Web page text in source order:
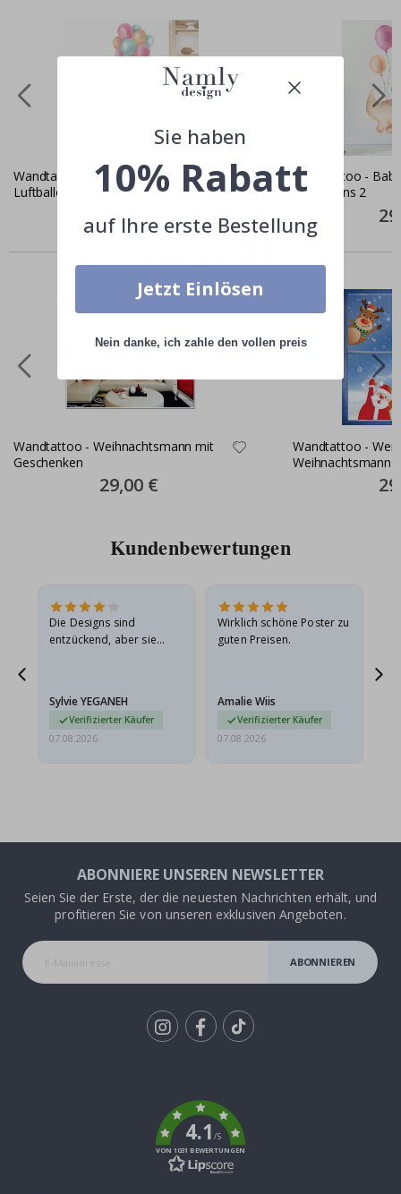
Wandtattoo - Baby Dinosaurier mit
Luftballons 1
Price29,00 €
Wandtattoo -
Luftballons 2
Wandtattoo - Weihnachtsmann mit
Geschenken
Special
Price
29,00 €
Wandtattoo -
Weihnachtsmann
Kundenbewertungen
Die Designs sind
entzückend, aber sie
sie…
Sylvie YEGANEH
Verifizierter Käufer
07.08.2026
Wirklich schöne Poster zu
guten Preisen.
Amalie Wiis
Verifizierter Käufer
07.08.2026
ABONNIERE UNSEREN NEWSLETTER
Seien Sie der Erste, der die neuesten Nachrichten erhält, und
profitieren Sie von unseren exklusiven Angeboten.
ABONNIEREN
4.1/5
VON 1031 BEWERTUNGEN
Sie haben
10% Rabatt
auf Ihre erste Bestellung
Jetzt Einlösen
Nein danke, ich zahle den vollen preis